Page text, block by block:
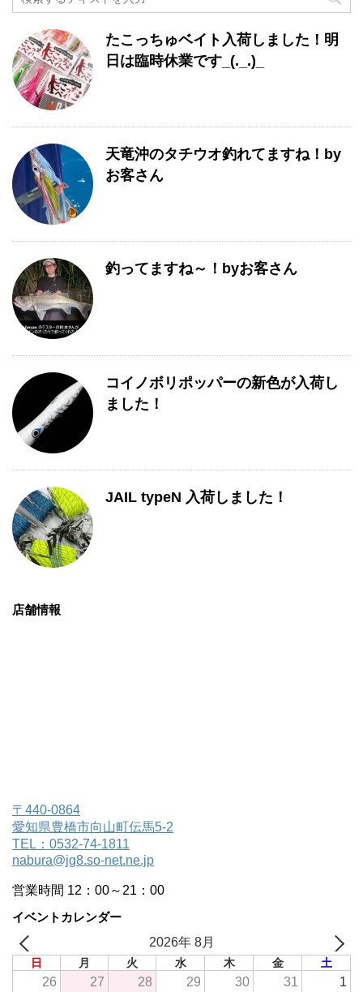
事
別
一
覧
たこっちゅベイト入荷しました！明
日は臨時休業です_(._.)_
天竜沖のタチウオ釣れてますね！by
お客さん
釣ってますね～！byお客さん
コイノボリポッパーの新色が入荷し
ました！
JAIL typeN 入荷しました！
店舗情報
〒440-0864
愛知県豊橋市向山町伝馬5-2
TEL：0532-74-1811
nabura@jg8.so-net.ne.jp
営業時間 12：00～21：00
イベントカレンダー
2026年 8月
日 月 火 水 木 金 土
26 27 28 29 30 31 1